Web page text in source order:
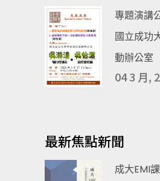
專題演講
國立成功
動辦公室
04 3 月,
最新焦點新聞
成大EMI